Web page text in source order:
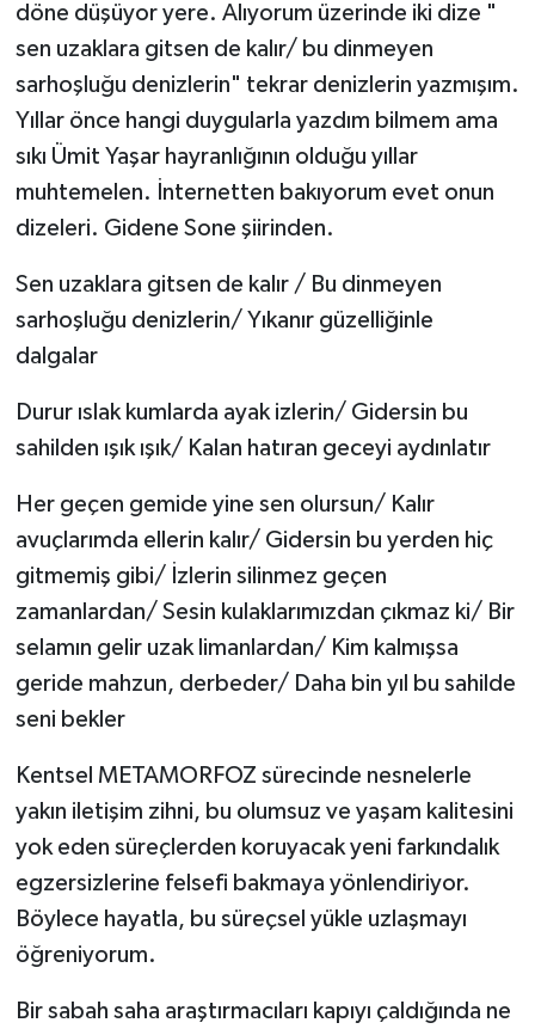
döne düşüyor yere. Alıyorum üzerinde iki dize "
sen uzaklara gitsen de kalır/ bu dinmeyen
sarhoşluğu denizlerin" tekrar denizlerin yazmışım.
Yıllar önce hangi duygularla yazdım bilmem ama
sıkı Ümit Yaşar hayranlığının olduğu yıllar
muhtemelen. İnternetten bakıyorum evet onun
dizeleri. Gidene Sone şiirinden.
Sen uzaklara gitsen de kalır / Bu dinmeyen
sarhoşluğu denizlerin/ Yıkanır güzelliğinle
dalgalar
Durur ıslak kumlarda ayak izlerin/ Gidersin bu
sahilden ışık ışık/ Kalan hatıran geceyi aydınlatır
Her geçen gemide yine sen olursun/ Kalır
avuçlarımda ellerin kalır/ Gidersin bu yerden hiç
gitmemiş gibi/ İzlerin silinmez geçen
zamanlardan/ Sesin kulaklarımızdan çıkmaz ki/ Bir
selamın gelir uzak limanlardan/ Kim kalmışsa
geride mahzun, derbeder/ Daha bin yıl bu sahilde
seni bekler
Kentsel METAMORFOZ sürecinde nesnelerle
yakın iletişim zihni, bu olumsuz ve yaşam kalitesini
yok eden süreçlerden koruyacak yeni farkındalık
egzersizlerine felsefi bakmaya yönlendiriyor.
Böylece hayatla, bu süreçsel yükle uzlaşmayı
öğreniyorum.
Bir sabah saha araştırmacıları kapıyı çaldığında ne